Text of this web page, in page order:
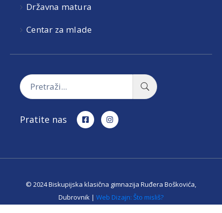
Državna matura
Centar za mlade
Pratite nas
© 2024 Biskupijska klasična gimnazija Ruđera Boškovića,
Dubrovnik | Web Dizajn: Što misliš?